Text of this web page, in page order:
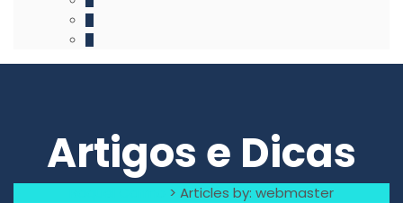
Artigos e Dicas
> Articles by: webmaster